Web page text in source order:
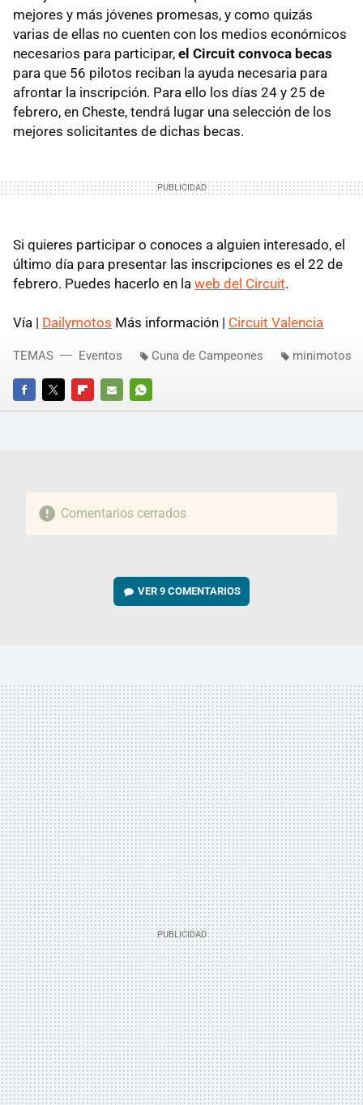
mejores y más jóvenes promesas, y como quizás
varias de ellas no cuenten con los medios económicos
necesarios para participar, el Circuit convoca becas
para que 56 pilotos reciban la ayuda necesaria para
afrontar la inscripción. Para ello los días 24 y 25 de
febrero, en Cheste, tendrá lugar una selección de los
mejores solicitantes de dichas becas.
Si quieres participar o conoces a alguien interesado, el
último día para presentar las inscripciones es el 22 de
febrero. Puedes hacerlo en la web del Circuit.
Vía | Dailymotos Más información | Circuit Valencia
FACEBOOKTWITTERFLIPBOARD
E-
WHATSAPP
TEMAS Eventos Cuna de Campeones minimotos
Comentarios cerrados
VER9 COMENTARIOS